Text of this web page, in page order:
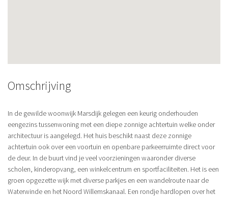
Omschrijving
In de gewilde woonwijk Marsdijk gelegen een keurig onderhouden
eengezins tussenwoning met een diepe zonnige achtertuin welke onder
architectuur is aangelegd. Het huis beschikt naast deze zonnige
achtertuin ook over een voortuin en openbare parkeerruimte direct voor
de deur. In de buurt vind je veel voorzieningen waaronder diverse
scholen, kinderopvang, een winkelcentrum en sportfaciliteiten. Het is een
groen opgezette wijk met diverse parkjes en een wandelroute naar de
Waterwinde en het Noord Willemskanaal. Een rondje hardlopen over het